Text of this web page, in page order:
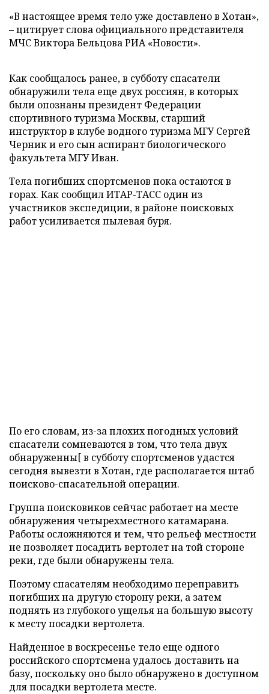
«В настоящее время тело уже доставлено в Хотан»,
– цитирует слова официального представителя
МЧС Виктора Бельцова РИА «Новости».
Как сообщалось ранее, в субботу спасатели
обнаружили тела еще двух россиян, в которых
были опознаны президент Федерации
спортивного туризма Москвы, старший
инструктор в клубе водного туризма МГУ Сергей
Черник и его сын аспирант биологического
факультета МГУ Иван.
Тела погибших спортсменов пока остаются в
горах. Как сообщил ИТАР-ТАСС один из
участников экспедиции, в районе поисковых
работ усиливается пылевая буря.
По его словам, из-за плохих погодных условий
спасатели сомневаются в том, что тела двух
обнаруженны[ в субботу спортсменов удастся
сегодня вывезти в Хотан, где располагается штаб
поисково-спасательной операции.
Группа поисковиков сейчас работает на месте
обнаружения четырехместного катамарана.
Работы осложняются и тем, что рельеф местности
не позволяет посадить вертолет на той стороне
реки, где были обнаружены тела.
Поэтому спасателям необходимо переправить
погибших на другую сторону реки, а затем
поднять из глубокого ущелья на большую высоту
к месту посадки вертолета.
Найденное в воскресенье тело еще одного
российского спортсмена удалось доставить на
базу, поскольку оно было обнаружено в доступном
для посадки вертолета месте.